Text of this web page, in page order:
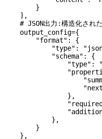
        }
    ],
# JSON出力:構造化され
    output_config
={
        "format"
: {
            "type"
:
            "schema"
: {
                "type"
:
                },
            },
        }
    },